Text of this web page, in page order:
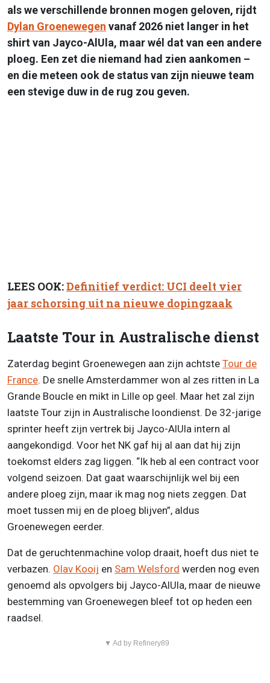
als we verschillende bronnen mogen geloven, rijdt
Dylan Groenewegen vanaf 2026 niet langer in het
shirt van Jayco-AlUla, maar wél dat van een andere
ploeg. Een zet die niemand had zien aankomen –
en die meteen ook de status van zijn nieuwe team
een stevige duw in de rug zou geven.
LEES OOK:Definitief verdict: UCI deelt vier
jaar schorsing uit na nieuwe dopingzaak
Laatste Tour in Australische dienst
Zaterdag begint Groenewegen aan zijn achtste Tour de
France. De snelle Amsterdammer won al zes ritten in La
Grande Boucle en mikt in Lille op geel. Maar het zal zijn
laatste Tour zijn in Australische loondienst. De 32-jarige
sprinter heeft zijn vertrek bij Jayco-AlUla intern al
aangekondigd. Voor het NK gaf hij al aan dat hij zijn
toekomst elders zag liggen. “Ik heb al een contract voor
volgend seizoen. Dat gaat waarschijnlijk wel bij een
andere ploeg zijn, maar ik mag nog niets zeggen. Dat
moet tussen mij en de ploeg blijven”, aldus
Groenewegen eerder.
Dat de geruchtenmachine volop draait, hoeft dus niet te
verbazen. Olav Kooij en Sam Welsford werden nog even
genoemd als opvolgers bij Jayco-AlUla, maar de nieuwe
bestemming van Groenewegen bleef tot op heden een
raadsel.
▼ Ad by Refinery89